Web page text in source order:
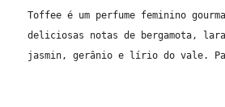
como
baseado
em
Toffee é um perfume feminino
deliciosas notas de bergamota,
jasmin, gerânio e lírio do vale.